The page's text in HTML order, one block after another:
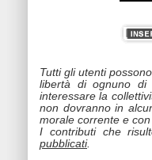
Tutti gli utenti
libertà di ognuno di
interessare la
non dovranno in
morale corrente e
I contributi che
pubblicati.